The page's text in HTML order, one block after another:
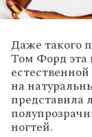
Даже такого
Том Форд эта
на
ногтей.